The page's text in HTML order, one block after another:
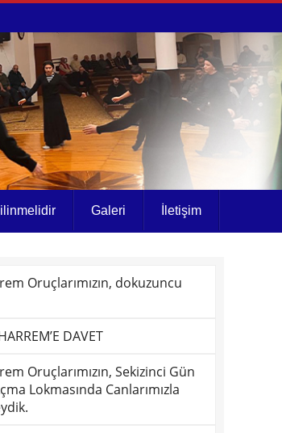
Galeri İletişim
Oruçlarımızın, dokuzuncu
DAVET
Oruçlarımızın, Sekizinci Gün
Lokmasında Canlarımızla